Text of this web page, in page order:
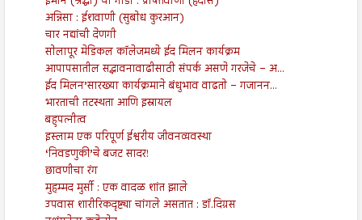
अन्निसा : ईशवाणी (सुबोध कुरआन)
चार नद्यांची देणगी
सोलापूर मेडिकल कॉलेजमध्ये ईद मिलन कार्यक्रम
आपापसातील सद्भावनावाढीसाठी संपर्क असणे गरजेचे – अ‍...
ईद मिलन’सारख्या कार्यक्रमाने बंधुभाव वाढतो – गजानन...
भारताची तटस्थता आणि इस्रायल
बहुपत्नीत्व
इस्लाम एक परिपूर्ण ईश्वरीय जीवनव्यवस्था
‘निवडणुकी’चे बजट सादर!
छावणीचा रंग
मुहम्मद मुर्सी : एक वादळ शांत झाले
उपवास शारीरिकदृष्ट्या चांगले असतात : डॉ.दिग्रस